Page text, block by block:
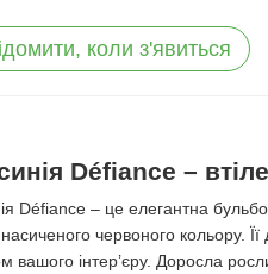
коли з'явиться
Défiance –
Défiance – це елегантна
насиченого червоного кольору.
вашого інтер’єру. Доросла